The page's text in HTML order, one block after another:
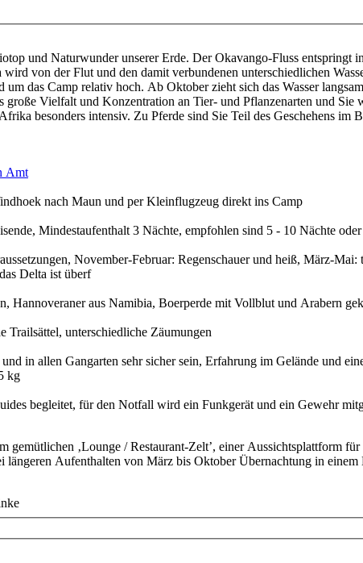
und Naturwunder unserer Erde. Der Okavango-Fluss
von der Flut und den damit verbundenen unterschiedlichen
um das Camp relativ hoch. Ab Oktober zieht sich das Wasser
große Vielfalt und Konzentration an Tier- und Pflanzenarten und
besonders intensiv. Zu Pferde sind Sie Teil des Geschehens
Amt
nach Maun und per Kleinflugzeug direkt ins Camp
Mindestaufenthalt 3 Nächte, empfohlen sind 5 - 10 Nächte
November-Februar: Regenschauer und heiß, März-
Delta ist überf
Hannoveraner aus Namibia, Boerperde mit Vollblut und Arabern
Trailsättel, unterschiedliche Zäumungen
in allen Gangarten sehr sicher sein, Erfahrung im Gelände und
kg
begleitet, für den Notfall wird ein Funkgerät und ein Gewehr
gemütlichen ‚Lounge / Restaurant-Zelt’, einer
längeren Aufenthalten von März bis Oktober Übernachtung in einem